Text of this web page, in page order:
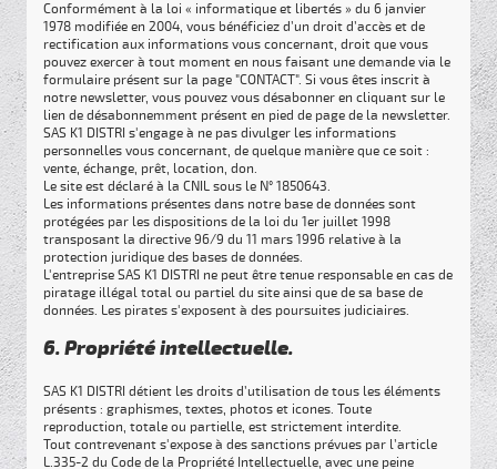
Conformément à la loi « informatique et libertés » du 6 janvier
1978 modifiée en 2004, vous bénéficiez d’un droit d’accès et de
rectification aux informations vous concernant, droit que vous
pouvez exercer à tout moment en nous faisant une demande via le
formulaire présent sur la page "CONTACT". Si vous êtes inscrit à
notre newsletter, vous pouvez vous désabonner en cliquant sur le
lien de désabonnemment présent en pied de page de la newsletter.
SAS K1 DISTRI s'engage à ne pas divulger les informations
personnelles vous concernant, de quelque manière que ce soit :
vente, échange, prêt, location, don.
Le site est déclaré à la CNIL sous le N° 1850643.
Les informations présentes dans notre base de données sont
protégées par les dispositions de la loi du 1er juillet 1998
transposant la directive 96/9 du 11 mars 1996 relative à la
protection juridique des bases de données.
L'entreprise SAS K1 DISTRI ne peut être tenue responsable en cas de
piratage illégal total ou partiel du site ainsi que de sa base de
données. Les pirates s'exposent à des poursuites judiciaires.
6. Propriété intellectuelle.
SAS K1 DISTRI détient les droits d’utilisation de tous les éléments
présents : graphismes, textes, photos et icones. Toute
reproduction, totale ou partielle, est strictement interdite.
Tout contrevenant s'expose à des sanctions prévues par l’article
L.335-2 du Code de la Propriété Intellectuelle, avec une peine